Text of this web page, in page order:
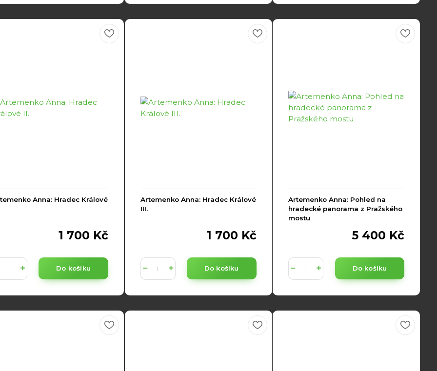
Anna: Hradec Králové
1 700 Kč
Do košíku
Artemenko Anna: Hradec Králové
III.
1 700 Kč
Do košíku
Artemenko Anna: Pohled na
hradecké panorama z Pražského
mostu
5 400 Kč
Do košíku